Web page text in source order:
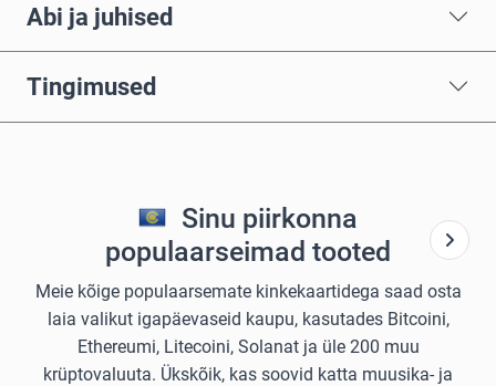
Abi ja juhised
Tingimused
Sinu piirkonna
populaarseimad tooted
Meie kõige populaarsemate kinkekaartidega saad osta
laia valikut igapäevaseid kaupu, kasutades Bitcoini,
Ethereumi, Litecoini, Solanat ja üle 200 muu
krüptovaluuta. Ükskõik, kas soovid katta muusika- ja